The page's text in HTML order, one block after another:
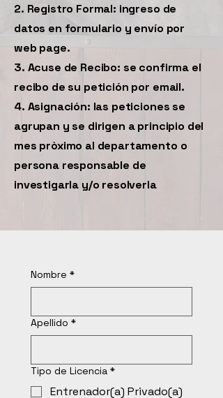
2. Registro Formal: ingreso de
datos en formulario y envío por
web page.
3. Acuse de Recibo: se confirma el
recibo de su petición por email.
4. Asignación: las peticiones se
agrupan y se dirigen a principio del
mes pròximo al departamento o
persona responsable de
investigarla y/o resolverla
Nombre *
Apellido *
Tipo de Licencia *
Entrenador(a) Privado(a)